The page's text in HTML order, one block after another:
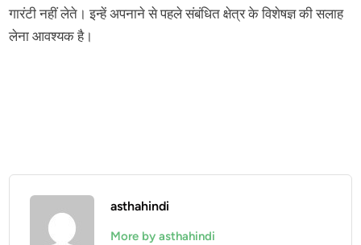
गारंटी नहीं लेते। इन्हें अपनाने से पहले संबंधित क्षेत्र के विशेषज्ञ की सलाह
लेना आवश्यक है।
asthahindi
More by asthahindi